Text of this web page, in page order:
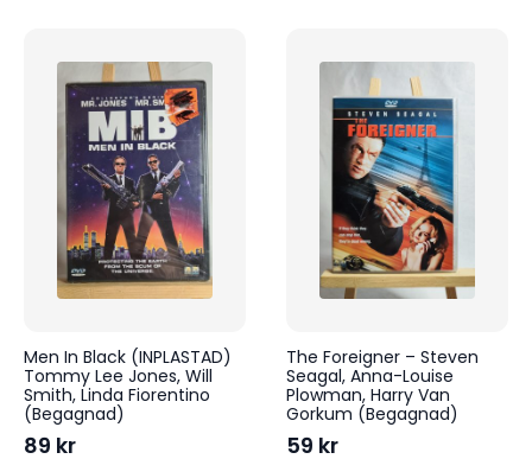
Men In Black (INPLASTAD)
Tommy Lee Jones, Will
Smith, Linda Fiorentino
(Begagnad)
89 kr
The Foreigner – Steven
Seagal, Anna-Louise
Plowman, Harry Van
Gorkum (Begagnad)
59 kr